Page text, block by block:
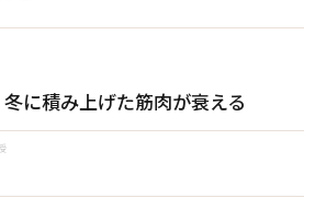
に積み上げた筋肉が衰える